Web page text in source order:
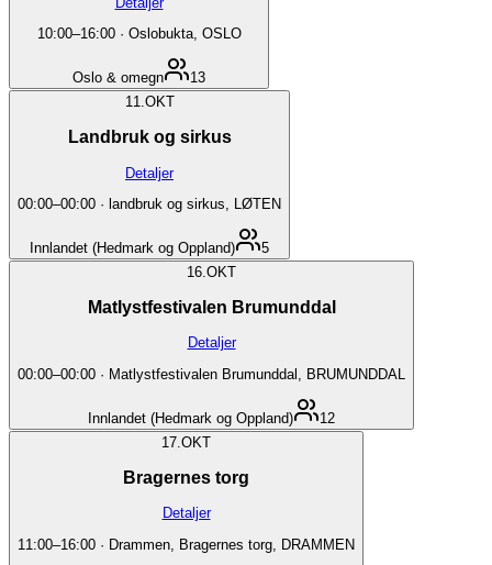
10:00–16:00· Oslobukta, OSLO
Oslo & omegn
13
11.OKT
Landbruk og sirkus
Detaljer
00:00–00:00 · landbruk og sirkus, LØTEN
Innlandet (Hedmark og Oppland)
5
16.OKT
Matlystfestivalen Brumunddal
Detaljer
00:00–00:00 · Matlystfestivalen Brumunddal, BRUMUNDDAL
Innlandet (Hedmark og Oppland)
12
17.OKT
Bragernes torg
Detaljer
11:00–16:00 · Drammen, Bragernes torg, DRAMMEN